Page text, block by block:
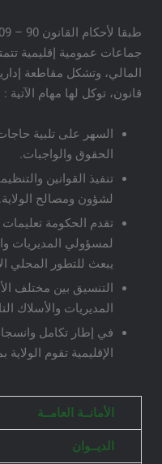
طبقا لأحكام القانون 90 – 09 ولاسيما المادة الأولى”
جماعات عمومية إقليمية
المالي، وتشكل مقاطعة
قانون، توكل لها مهام الآتية :
السهر على تلبية
الحقوق والواجبات.
تنفيذ القوانين
لشؤون ومصالح الولاية.
تقدم الحكومة تعليمات
لمسؤولي المديريات
يبعث للتطور المحلي
التنسيق بين مختلف
المديريات والأسلاك
في إطار تكامل
الإقليمية تقوم
الأمانــة العامــة
الديــوان